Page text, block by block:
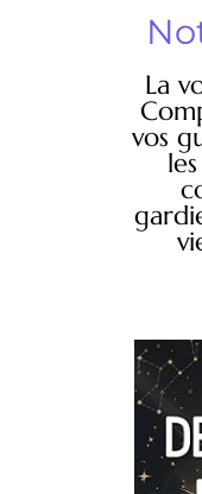
La
vos